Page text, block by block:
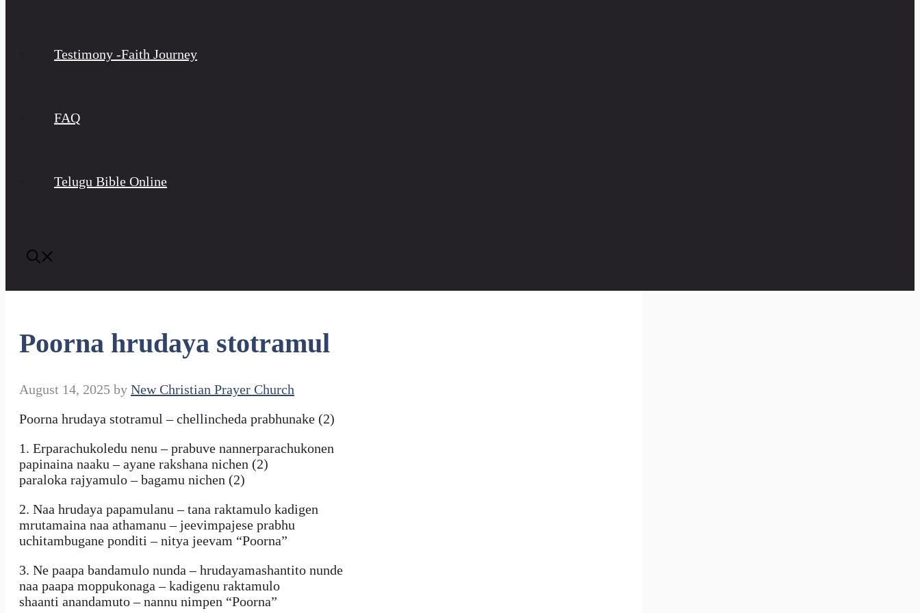
Testimony -Faith Journey
FAQ
Telugu Bible Online
Poorna hrudaya stotramul
August 14, 2025 by New Christian Prayer Church
Poorna hrudaya stotramul – chellincheda prabhunake (2)
1. Erparachukoledu nenu – prabuve nannerparachukonen
papinaina naaku – ayane rakshana nichen (2)
paraloka rajyamulo – bagamu nichen (2)
2. Naa hrudaya papamulanu – tana raktamulo kadigen
mrutamaina naa athamanu – jeevimpajese prabhu
uchitambugane ponditi – nitya jeevam “Poorna”
3. Ne paapa bandamulo nunda – hrudayamashantito nunde
naa paapa moppukonaga – kadigenu raktamulo
shaanti anandamuto – nannu nimpen “Poorna”